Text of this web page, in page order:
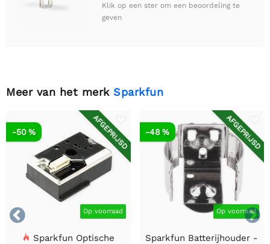
Klik op een ster om een beoordeling te
geven
Meer van het merk Sparkfun


AFGEPRIJSD
Op voorraad
-50 %
Sparkfun Optische
AFGEPRIJSD
Op voorraad
-48 %
Sparkfun Batterijhouder -